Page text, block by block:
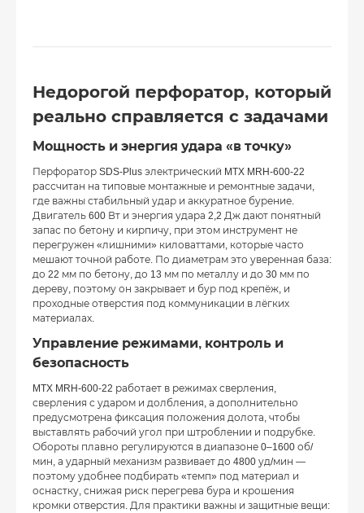
Недорогой перфоратор, который
реально справляется с задачами
Мощность и энергия удара «в точку»
Перфоратор SDS-Plus электрический MTX MRH-600-22
рассчитан на типовые монтажные и ремонтные задачи,
где важны стабильный удар и аккуратное бурение.
Двигатель 600 Вт и энергия удара 2,2 Дж дают понятный
запас по бетону и кирпичу, при этом инструмент не
перегружен «лишними» киловаттами, которые часто
мешают точной работе. По диаметрам это уверенная база:
до 22 мм по бетону, до 13 мм по металлу и до 30 мм по
дереву, поэтому он закрывает и бур под крепёж, и
проходные отверстия под коммуникации в лёгких
материалах.
Управление режимами, контроль и
безопасность
MTX MRH-600-22 работает в режимах сверления,
сверления с ударом и долбления, а дополнительно
предусмотрена фиксация положения долота, чтобы
выставлять рабочий угол при штроблении и подрубке.
Обороты плавно регулируются в диапазоне 0–1600 об/
мин, а ударный механизм развивает до 4800 уд/мин —
поэтому удобнее подбирать «темп» под материал и
оснастку, снижая риск перегрева бура и крошения
кромки отверстия. Для практики важны и защитные вещи: